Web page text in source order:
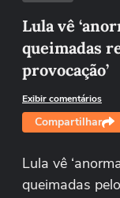
Lula vê
queimadas
provocação’
Exibir comentários
Compartilhar
Lula vê
queimadas